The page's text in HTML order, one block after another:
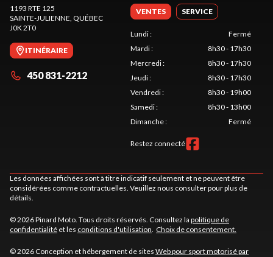
1193 RTE 125
SAINTE-JULIENNE, QUÉBEC
J0K 2T0
ITINÉRAIRE
450 831-2212
VENTES SERVICE
Lundi:
Fermé
Mardi:
8h30 - 17h30
Mercredi:
8h30 - 17h30
Jeudi:
8h30 - 17h30
Vendredi:
8h30 - 19h00
Samedi:
8h30 - 13h00
Dimanche: Fermé
Restez connecté
Les données affichées sont à titre indicatif seulement et ne peuvent être
considérées comme contractuelles. Veuillez nous consulter pour plus de
détails.
© 2026 Pinard Moto. Tous droits réservés. Consultez la politique de
confidentialité et les conditions d'utilisation. Choix de consentement.
© 2026 Conception et hébergement de sites Web pour sport motorisé par